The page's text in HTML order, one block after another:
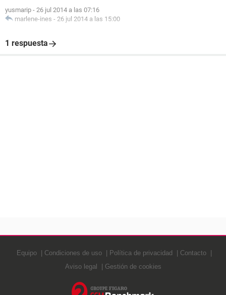
yusmarip - 26 jul 2014 a las 07:16
marlene-ines - 26 jul 2014 a las 15:00
1 respuesta
Equipo Condiciones de uso Política de privacidad
Contacto
Aviso legal
Gestión de cookies